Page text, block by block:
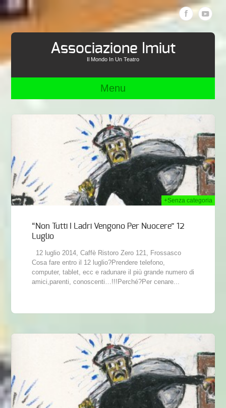
Associazione Imiut
Il Mondo In Un Teatro
Menu
+Senza categoria
“Non Tutti I Ladri Vengono Per Nuocere” 12
Luglio
12 luglio 2014, Caffè Ristoro Zero 121, Frossasco
Cosa fare entro il 12 luglio?Prendere telefono,
computer, tablet, ecc e radunare il più grande numero di
amici,parenti, conoscenti…!!!Perché?Per cenare...